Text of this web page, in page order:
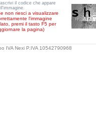
il codice che appare
non riesci a visualizzare
l'immagine
premi il tasto F5 per
la pagina)
IVA Nexi P.IVA 10542790968